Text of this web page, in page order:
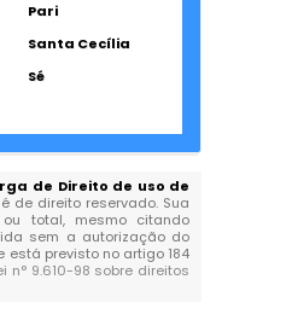
Pari
Santa Cecília
Sé
de Direito de uso de
é de direito reservado. Sua
ou total, mesmo citando
sem a autorização do
está previsto no artigo 184
n° 9.610-98 sobre direitos